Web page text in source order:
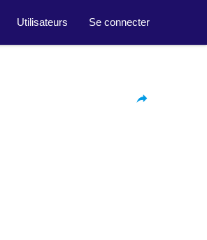
Utilisateurs Se connecter